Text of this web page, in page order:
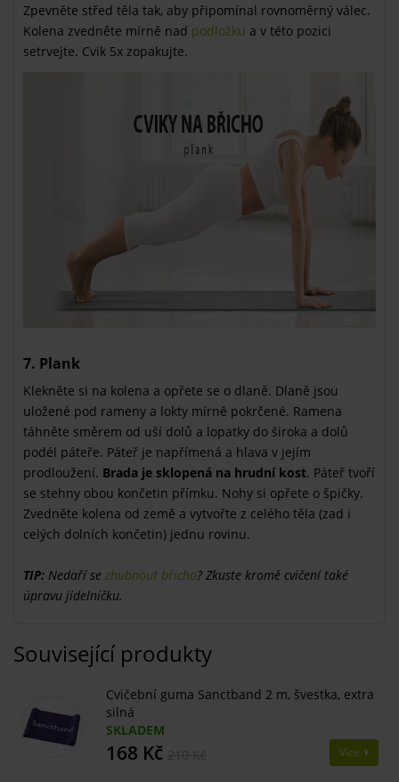
Zpevněte střed těla tak, aby připomínal rovnoměrný válec.
Kolena zvedněte mírně nad podložku a v této pozici
setrvejte. Cvik 5x zopakujte.
7. Plank
Klekněte si na kolena a opřete se o dlaně. Dlaně jsou
uložené pod rameny a lokty mírně pokrčené. Ramena
táhněte směrem od uší dolů a lopatky do široka a dolů
podél páteře. Páteř je napřímená a hlava v jejím
prodloužení. Brada je sklopená na hrudní kost. Páteř tvoří
se stehny obou končetin přímku. Nohy si opřete o špičky.
Zvedněte kolena od země a vytvořte z celého těla (zad i
celých dolních končetin) jednu rovinu.
TIP: Nedaří se zhubnout břicho? Zkuste kromě cvičení také
úpravu jídelníčku.
Související produkty
Cvičební guma Sanctband 2 m, švestka, extra
silná
SKLADEM
168 Kč Více